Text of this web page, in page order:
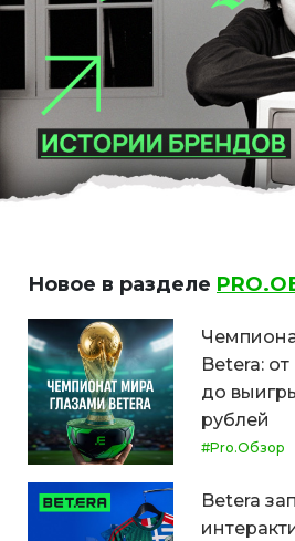
Новое в разделе
Betera:
до
рублей
#Pro.Обзор
Betera